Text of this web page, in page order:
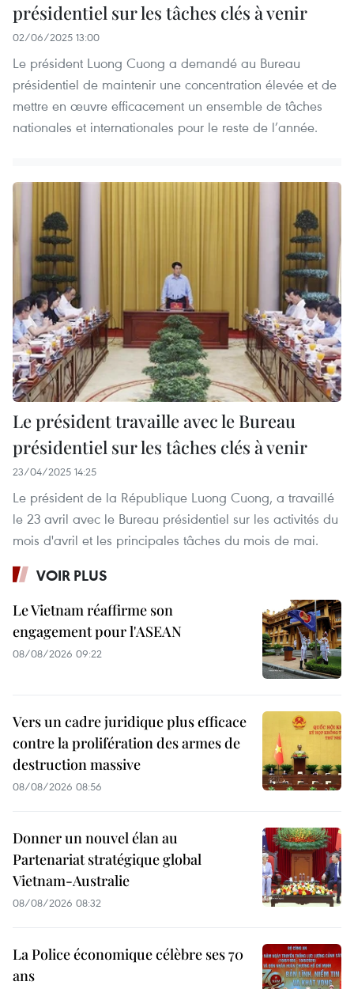
présidentiel sur les tâches clés à venir
02/06/2025 13:00
Le président Luong Cuong a demandé au Bureau
présidentiel de maintenir une concentration élevée et de
mettre en œuvre efficacement un ensemble de tâches
nationales et internationales pour le reste de l’année.
Le président travaille avec le Bureau
présidentiel sur les tâches clés à venir
23/04/2025 14:25
Le président de la République Luong Cuong, a travaillé
le 23 avril avec le Bureau présidentiel sur les activités du
mois d'avril et les principales tâches du mois de mai.
VOIR PLUS
Le Vietnam réaffirme son
engagement pour l'ASEAN
08/08/2026 09:22
Vers un cadre juridique plus efficace
contre la prolifération des armes de
destruction massive
08/08/2026 08:56
Donner un nouvel élan au
Partenariat stratégique global
Vietnam-Australie
08/08/2026 08:32
La Police économique célèbre ses 70
ans